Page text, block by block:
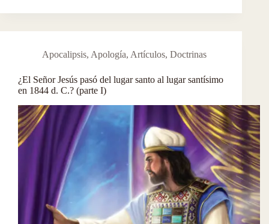
Apocalipsis, Apología, Artículos, Doctrinas
¿El Señor Jesús pasó del lugar santo al lugar santísimo
en 1844 d. C.? (parte I)